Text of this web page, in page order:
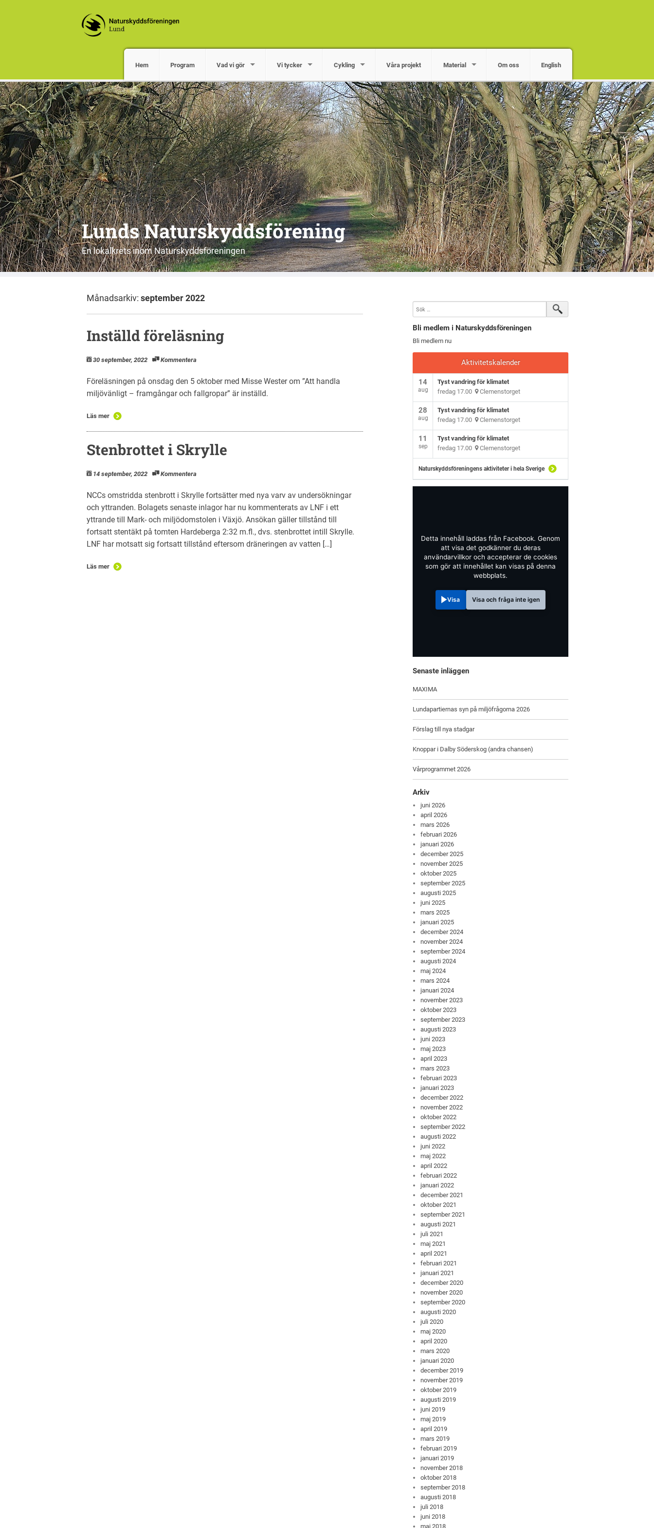
Hem Program Vad vi gör Vi tycker Cykling Våra projekt Material Om oss English
Lunds Naturskyddsförening
En lokalkrets inom Naturskyddsföreningen
Månadsarkiv: september 2022
Inställd föreläsning
30 september, 2022 Kommentera
Föreläsningen på onsdag den 5 oktober med Misse Wester om ”Att handla
miljövänligt – framgångar och fallgropar” är inställd.
Läs mer
Stenbrottet i Skrylle
14 september, 2022 Kommentera
NCCs omstridda stenbrott i Skrylle fortsätter med nya varv av undersökningar
och yttranden. Bolagets senaste inlagor har nu kommenterats av LNF i ett
yttrande till Mark- och miljödomstolen i Växjö. Ansökan gäller tillstånd till
fortsatt stentäkt på tomten Hardeberga 2:32 m.fl., dvs. stenbrottet intill Skrylle.
LNF har motsatt sig fortsatt tillstånd eftersom dräneringen av vatten […]
Läs mer
Bli medlem i Naturskyddsföreningen
Bli medlem nu
Aktivitetskalender
14
aug
Tyst vandring för klimatet
fredag 17.00 Clemenstorget
28
aug
Tyst vandring för klimatet
fredag 17.00 Clemenstorget
11
sep
Tyst vandring för klimatet
fredag 17.00 Clemenstorget
Naturskyddsföreningens aktiviteter i hela Sverige
Detta innehåll laddas från Facebook. Genom
att visa det godkänner du deras
användarvillkor och accepterar de cookies
som gör att innehållet kan visas på denna
webbplats.
Visa Visa och fråga inte igen
Senaste inläggen
MAXIMA
Lundapartiernas syn på miljöfrågorna 2026
Förslag till nya stadgar
Knoppar i Dalby Söderskog (andra chansen)
Vårprogrammet 2026
Arkiv
juni 2026
april 2026
mars 2026
februari 2026
januari 2026
december 2025
november 2025
oktober 2025
september 2025
augusti 2025
juni 2025
mars 2025
januari 2025
december 2024
november 2024
september 2024
augusti 2024
maj 2024
mars 2024
januari 2024
november 2023
oktober 2023
september 2023
augusti 2023
juni 2023
maj 2023
april 2023
mars 2023
februari 2023
januari 2023
december 2022
november 2022
oktober 2022
september 2022
augusti 2022
juni 2022
maj 2022
april 2022
februari 2022
januari 2022
december 2021
oktober 2021
september 2021
augusti 2021
juli 2021
maj 2021
april 2021
februari 2021
januari 2021
december 2020
november 2020
september 2020
augusti 2020
juli 2020
maj 2020
april 2020
mars 2020
januari 2020
december 2019
november 2019
oktober 2019
augusti 2019
juni 2019
maj 2019
april 2019
mars 2019
februari 2019
januari 2019
november 2018
oktober 2018
september 2018
augusti 2018
juli 2018
juni 2018
maj 2018